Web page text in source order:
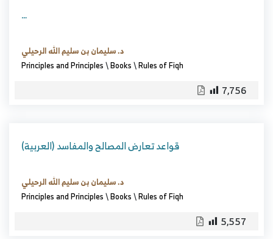
…
د. سليمان بن سليم الله الرحيلي
Principles and Principles\Books\Rules of Fiqh
7,756
(العربية) قواعد تعارض المصالح والمفاسد
د. سليمان بن سليم الله الرحيلي
Principles and Principles\Books\Rules of Fiqh
5,557